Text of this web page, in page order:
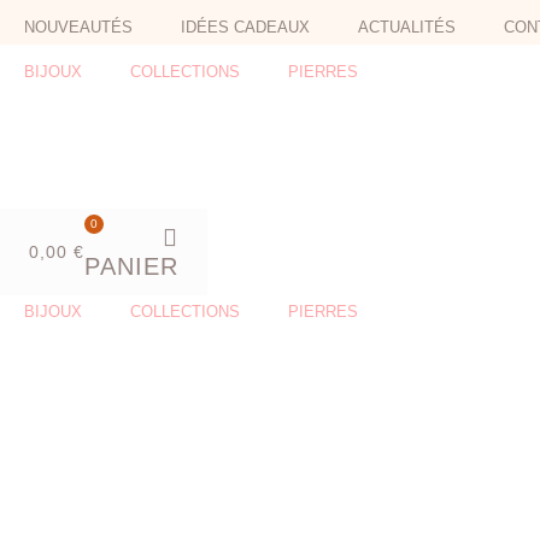
contenu
NOUVEAUTÉS IDÉES CADEAUX ACTUALITÉS
BIJOUX COLLECTIONS PIERRES
0,00 €
0
PANIER
BIJOUX COLLECTIONS PIERRES